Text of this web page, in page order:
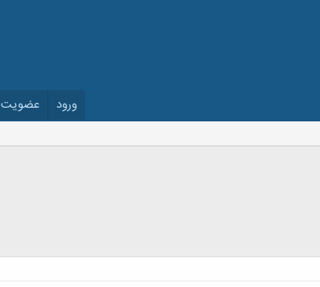
ورود عضویت